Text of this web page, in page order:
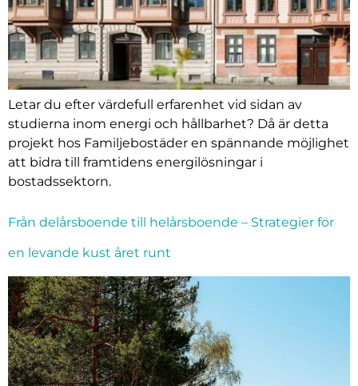
Letar du efter värdefull erfarenhet vid sidan av
studierna inom energi och hållbarhet? Då är detta
projekt hos Familjebostäder en spännande möjlighet
att bidra till framtidens energilösningar i
bostadssektorn.
Från delårsboende till helårsboende – Strategier för
en levande kust året runt